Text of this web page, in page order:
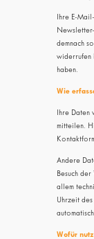
Ihre E-
demnach
widerrufen
haben.
Wie
Ihre Daten
mitteilen.
Andere
Besuch
allem
Uhrzeit
Wofür